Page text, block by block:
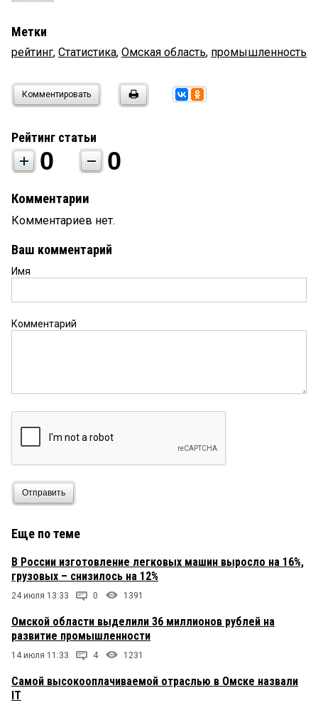
Метки
рейтинг, Статистика, Омская область, промышленность
Комментировать
Рейтинг статьи
0 0
Комментарии
Комментариев нет.
Ваш комментарий
Имя
Комментарий
Отправить
Еще по теме
В России изготовление легковых машин выросло на 16%,
грузовых – снизилось на 12%
24 июля 13:33 0 1391
Омской области выделили 36 миллионов рублей на
развитие промышленности
14 июля 11:33 4 1231
Самой высокооплачиваемой отраслью в Омске назвали
IT